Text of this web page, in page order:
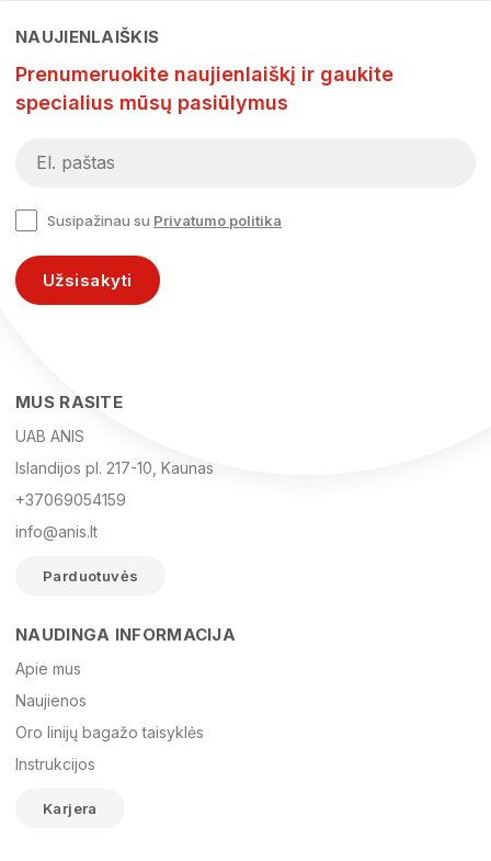
El. paštas
Žinutė
NAUJIENLAIŠKIS
Prenumeruokite naujienlaiškį ir gaukite
specialius mūsų pasiūlymus
Susipažinau su Privatumo politika
Užsisakyti
MUS RASITE
UAB ANIS
Islandijos pl. 217-10, Kaunas
+37069054159
info@anis.lt
Parduotuvės
NAUDINGA INFORMACIJA
Apie mus
Naujienos
Oro linijų bagažo taisyklės
Instrukcijos
Karjera